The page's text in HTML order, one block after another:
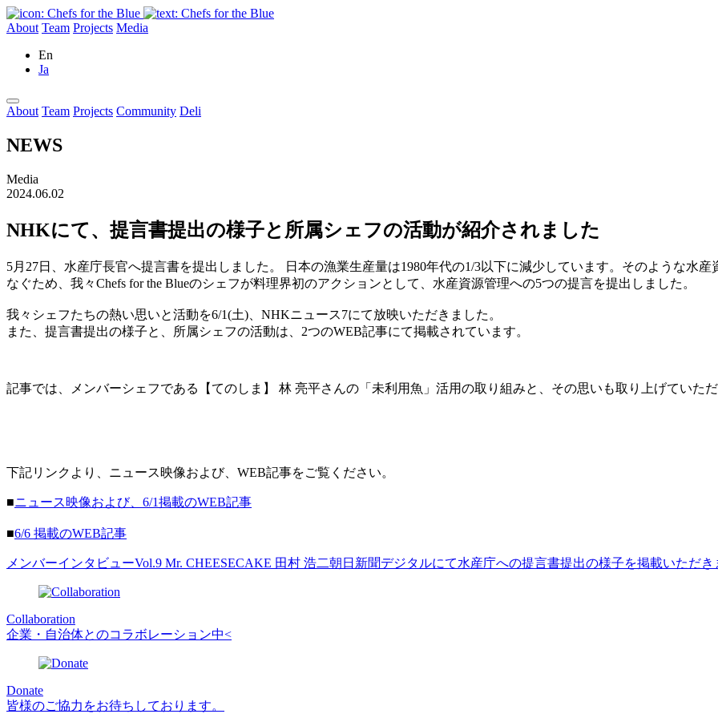
About Team Projects Media
En
Ja
About Team Projects Community Deli
NEWS
Media
2024.06.02
NHKにて、提言書提出の様子と所属シェフの活動が紹介されました
5月27日、水産庁長官へ提言書を提出しました。 日本の漁業生産量は1980年代の1/3以下に減少しています。そのような水
なぐため、我々Chefs for the Blueのシェフが料理界初のアクションとして、水産資源管理への5つの提言を提出しました。
我々シェフたちの熱い思いと活動を6/1(土)、NHKニュース7にて放映いただきました。
また、提言書提出の様子と、所属シェフの活動は、2つのWEB記事にて掲載されています。
記事では、メンバーシェフである【てのしま】 林 亮平さんの「未利用魚」活用の取り組みと、その思いも取り上げていただ
下記リンクより、ニュース映像および、WEB記事をご覧ください。
■ニュース映像および、6/1掲載のWEB記事
■6/6 掲載のWEB記事
メンバーインタビューVol.9 Mr. CHEESECAKE 田村 浩二朝日新聞デジタルにて水産庁への提言書提出の様子を掲載いただき
Collaboration
企業・自治体とのコラボレーション中<
Donate
皆様のご協力をお待ちしております。